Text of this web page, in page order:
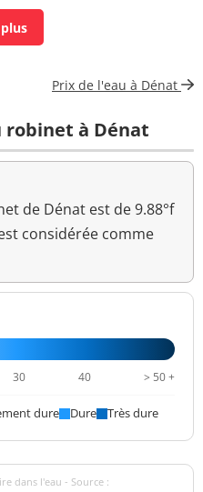
L
L
L <=2 mg(C)/L
Prix de l'eau à Dénat
robinet à Dénat
de Dénat est de 9.88°f
considérée comme
30 40 > 50 +
dure Dure Très dure
dans l'eau - Source :